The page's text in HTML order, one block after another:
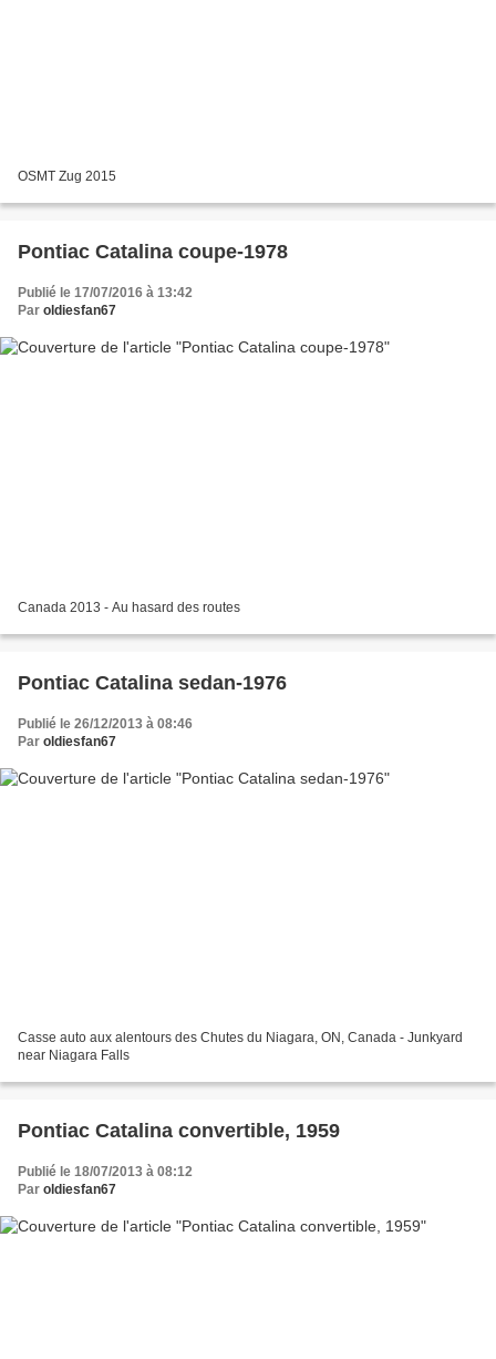
OSMT Zug 2015
Pontiac Catalina coupe-1978
Publié le 17/07/2016 à 13:42
Par oldiesfan67
Canada 2013 - Au hasard des routes
Pontiac Catalina sedan-1976
Publié le 26/12/2013 à 08:46
Par oldiesfan67
Casse auto aux alentours des Chutes du Niagara, ON, Canada - Junkyard
near Niagara Falls
Pontiac Catalina convertible, 1959
Publié le 18/07/2013 à 08:12
Par oldiesfan67